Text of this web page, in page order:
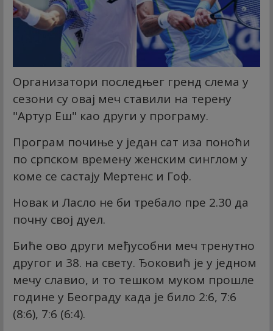
Организатори последњег гренд слема у
сезони су овај меч ставили на терену
"Артур Еш" као други у програму.
Програм почиње у један сат иза поноћи
по српском времену женским синглом у
коме се састају Мертенс и Гоф.
Новак и Ласло не би требало пре 2.30 да
почну свој дуел.
Биће ово други међусобни меч тренутно
другог и 38. на свету. Ђоковић је у једном
мечу славио, и то тешком муком прошле
године у Београду када је било 2:6, 7:6
(8:6), 7:6 (6:4).